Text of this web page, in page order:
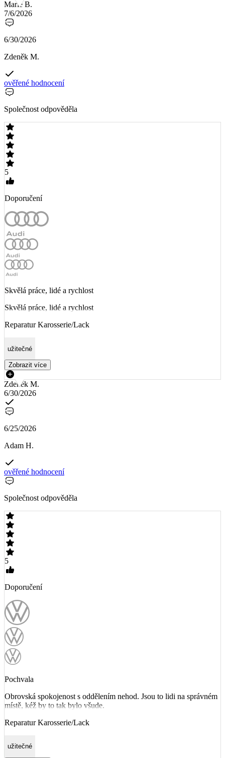
Marie B.
7/6/2026
6/30/2026
Zdeněk M.
ověřené hodnocení
Společnost odpověděla
5
Doporučení
Skvělá práce, lidé a rychlost
Skvělá práce, lidé a rychlost
Reparatur Karosserie/Lack
užitečné
Zobrazit více
Zdeněk M.
6/30/2026
6/25/2026
Adam H.
ověřené hodnocení
Společnost odpověděla
5
Doporučení
Pochvala
Obrovská spokojenost s oddělením nehod. Jsou to lidi na správném
místě, kéž by to tak bylo všude.
Reparatur Karosserie/Lack
užitečné